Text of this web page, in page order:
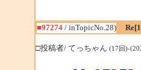
■97274/ inTopicNo.28)
□投稿者/ てっちゃん (17回)-